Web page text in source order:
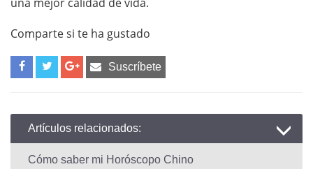
Comparte si te ha gustado
Suscríbete
Artículos relacionados:
Cómo saber mi Horóscopo Chino